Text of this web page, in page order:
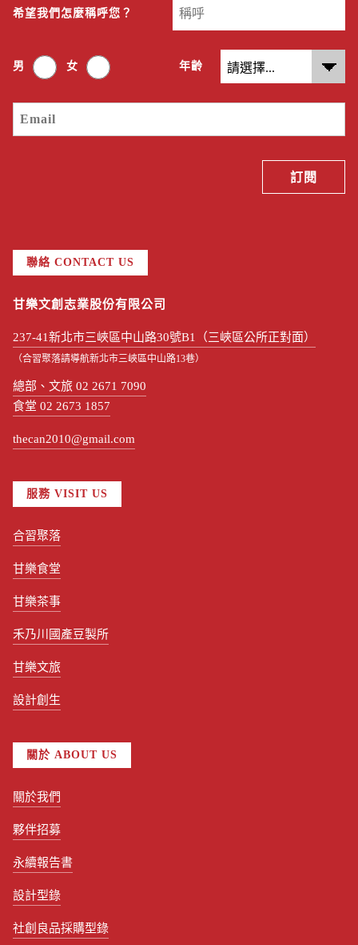
希望我們怎麼稱呼您？
男 女 年齡
聯絡 CONTACT US
甘樂文創志業股份有限公司
237-41新北市三峽區中山路30號B1（三峽區公所正對面）
（合習聚落請導航新北市三峽區中山路13巷）
總部、文旅 02 2671 7090
食堂 02 2673 1857
thecan2010@gmail.com
服務 VISIT US
合習聚落
甘樂食堂
甘樂茶事
禾乃川國產豆製所
甘樂文旅
設計創生
關於 ABOUT US
關於我們
夥伴招募
永續報告書
設計型錄
社創良品採購型錄